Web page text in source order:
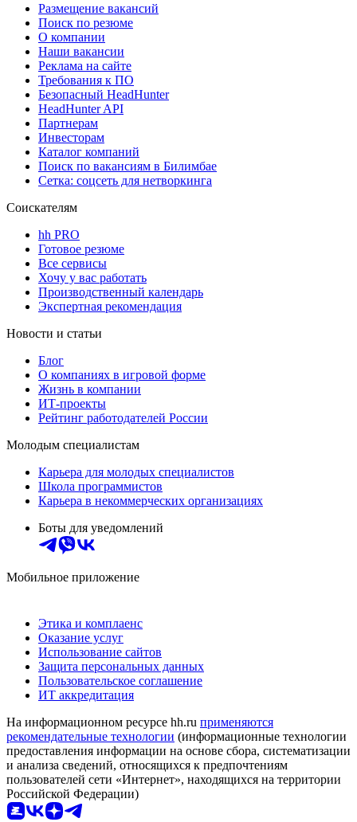
Размещение вакансий
Поиск по резюме
О компании
Наши вакансии
Реклама на сайте
Требования к ПО
Безопасный HeadHunter
HeadHunter API
Партнерам
Инвесторам
Каталог компаний
Поиск по вакансиям в Билимбае
Сетка: соцсеть для нетворкинга
Соискателям
hh PRO
Готовое резюме
Все сервисы
Хочу у вас работать
Производственный календарь
Экспертная рекомендация
Новости и статьи
Блог
О компаниях в игровой форме
Жизнь в компании
ИТ-проекты
Рейтинг работодателей России
Молодым специалистам
Карьера для молодых специалистов
Школа программистов
Карьера в некоммерческих организациях
Боты для уведомлений
Мобильное приложение
Этика и комплаенс
Оказание услуг
Использование сайтов
Защита персональных данных
Пользовательское соглашение
ИТ аккредитация
На информационном ресурсе hh.ru применяются
рекомендательные технологии (информационные технологии
предоставления информации на основе сбора, систематизации
и анализа сведений, относящихся к предпочтениям
пользователей сети «Интернет», находящихся на территории
Российской Федерации)